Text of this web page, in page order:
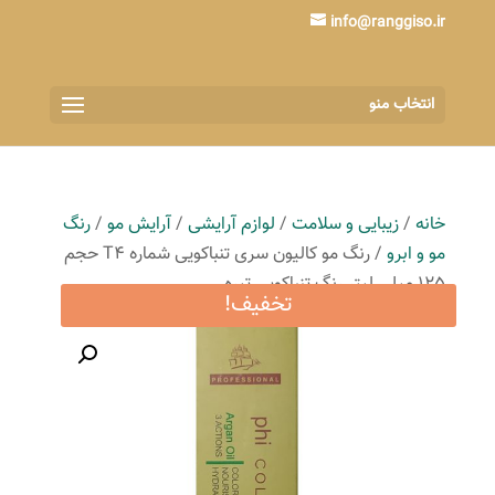
info@ranggiso.ir
انتخاب منو
خانه/زیبایی و سلامت/ لوازم آرایشی/آرایش مو/رنگ
مو و ابرو
/ رنگ مو کالیون سری تنباکویی شماره T4 حجم
125 میلی لیتر رنگ تنباکویی تیره
تخفیف!